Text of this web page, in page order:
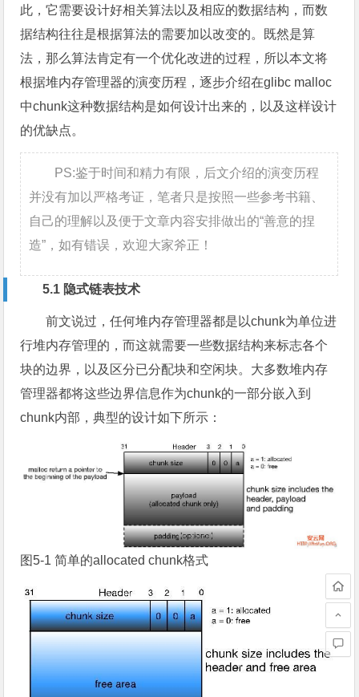
此，它需要设计好相关算法以及相应的数据结构，而数
据结构往往是根据算法的需要加以改变的。既然是算
法，那么算法肯定有一个优化改进的过程，所以本文将
根据堆内存管理器的演变历程，逐步介绍在glibc malloc
中chunk这种数据结构是如何设计出来的，以及这样设计
的优缺点。
PS:鉴于时间和精力有限，后文介绍的演变历程
并没有加以严格考证，笔者只是按照一些参考书籍、
自己的理解以及便于文章内容安排做出的“善意的捏
造”，如有错误，欢迎大家斧正！
5.1 隐式链表技术
前文说过，任何堆内存管理器都是以chunk为单位进
行堆内存管理的，而这就需要一些数据结构来标志各个
块的边界，以及区分已分配块和空闲块。大多数堆内存
管理器都将这些边界信息作为chunk的一部分嵌入到
chunk内部，典型的设计如下所示：
图5-1 简单的allocated chunk格式